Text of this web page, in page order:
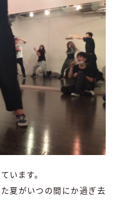
います。
夏がいつの間にか過ぎ去